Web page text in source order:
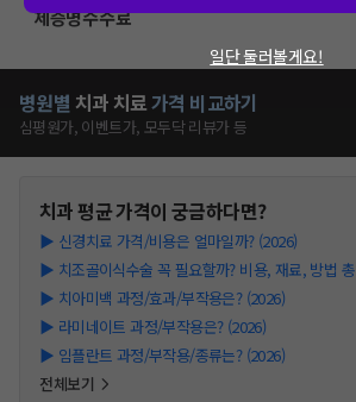
제증명수수료
병원별 치과 치료가격 비교하기
심평원가, 이벤트가, 모두닥 리뷰가 등
치과평균 가격이 궁금하다면?
▶ 신경치료 가격/비용은 얼마일까? (2026)
▶ 치조골이식수술 꼭 필요할까? 비용, 재료, 방법
▶ 치아미백 과정/효과/부작용은? (2026)
▶ 라미네이트 과정/부작용은? (2026)
▶ 임플란트 과정/부작용/종류는? (2026)
전체보기
일단 둘러볼게요!